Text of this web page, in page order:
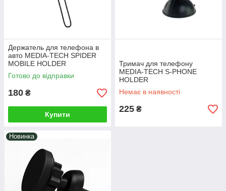
Держатель для телефона в
авто MEDIA-TECH SPIDER
MOBILE HOLDER
Готово до відправки
180 ₴
Купити
Тримач для телефону
MEDIA-TECH S-PHONE
HOLDER
Немає в наявності
225 ₴
Новинка